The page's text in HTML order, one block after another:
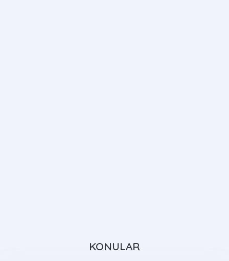
KONULAR